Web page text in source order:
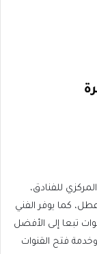
للفنادق،
كما يوفر الفني
تبعا إلى الأفضل
فتح القنوات